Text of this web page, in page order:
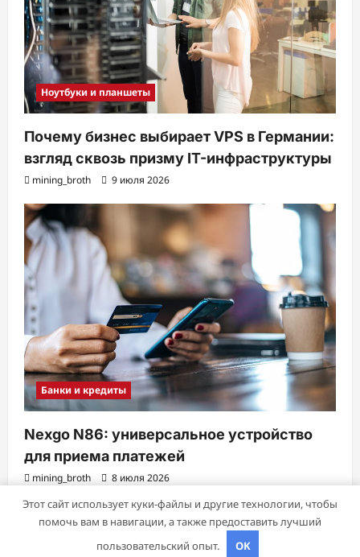
Ноутбуки и планшеты
Почему бизнес выбирает VPS в Германии:
взгляд сквозь призму IT-инфраструктуры
mining_broth 9 июля 2026
Банки и кредиты
Nexgo N86: универсальное устройство
для приема платежей
mining_broth 8 июля 2026
Авторское право © 2026 Все права зарезервированы.
ReviewNewsот AF themes.
Этот сайт использует куки-файлы и другие технологии, чтобы
помочь вам в навигации, а также предоставить лучший
пользовательский опыт.
OK